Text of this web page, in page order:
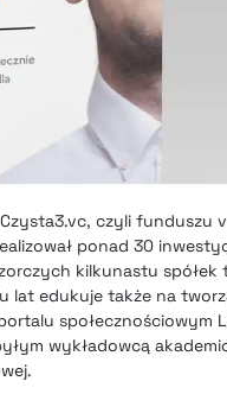
czyli funduszu
ponad 30
kilkunastu
lat edukuje także na
społecznościowym
wykładowcą